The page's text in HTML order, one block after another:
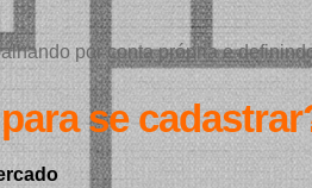
por conta própria e
se